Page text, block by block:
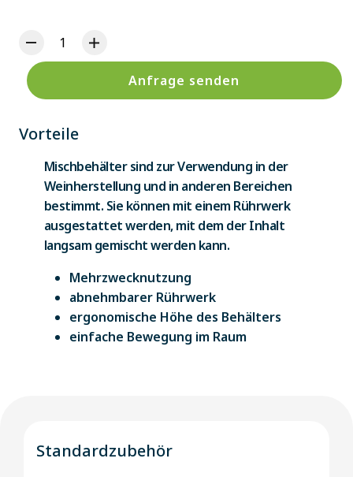
Anfrage senden
Vorteile
Mischbehälter sind zur Verwendung in der
Weinherstellung und in anderen Bereichen
bestimmt. Sie können mit einem Rührwerk
ausgestattet werden, mit dem der Inhalt
langsam gemischt werden kann.
Mehrzwecknutzung
abnehmbarer Rührwerk
ergonomische Höhe des Behälters
einfache Bewegung im Raum
Standardzubehör